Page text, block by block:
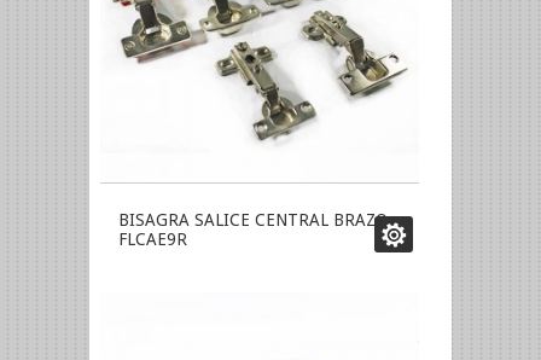
BISAGRA SALICE CENTRAL BRAZO
FLCAE9R